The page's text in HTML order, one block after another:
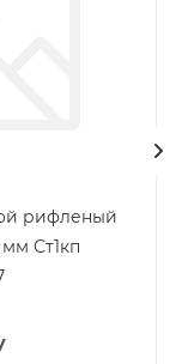
рифленый
Ст1кп